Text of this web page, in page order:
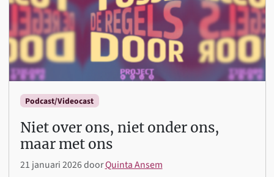
Podcast/Videocast
Niet over ons, niet onder ons,
maar met ons
21 januari 2026doorQuinta Ansem